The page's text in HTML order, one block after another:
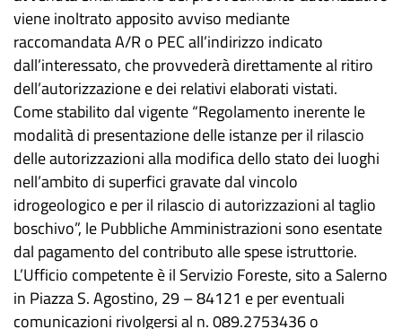
viene inoltrato apposito avviso mediante
raccomandata A/R o PEC all’indirizzo indicato
dall’interessato, che provvederà direttamente al ritiro
dell’autorizzazione e dei relativi elaborati vistati.
Come stabilito dal vigente “Regolamento inerente le
modalità di presentazione delle istanze per il rilascio
delle autorizzazioni alla modifica dello stato dei luoghi
nell’ambito di superfici gravate dal vincolo
idrogeologico e per il rilascio di autorizzazioni al taglio
boschivo”, le Pubbliche Amministrazioni sono esentate
dal pagamento del contributo alle spese istruttorie.
L’Ufficio competente è il Servizio Foreste, sito a Salerno
in Piazza S. Agostino, 29 – 84121 e per eventuali
comunicazioni rivolgersi al n. 089.2753436 o